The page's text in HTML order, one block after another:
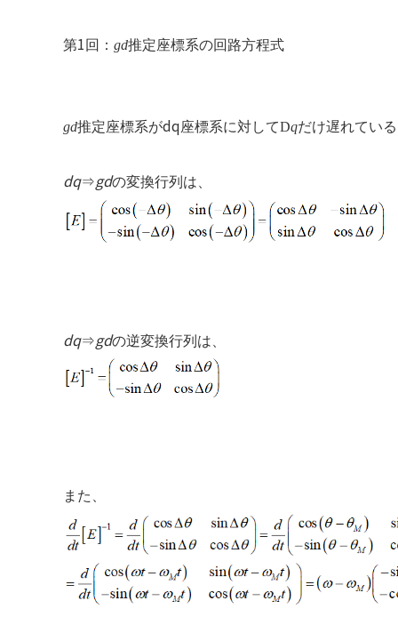
第1 回：gd推定座標系の回路方程式
gd推定座標系がdq座標系に対してDqだけ遅れてい
dq⇒gdの変換行列は、
dq⇒gdの逆変換行列は、
また、